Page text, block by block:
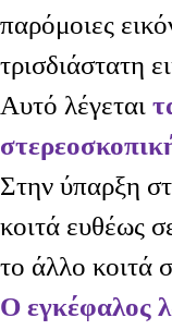
παρόμοιες
τρισδιάστατη
Αυτό λέγεται
Στην ύπαρξη
κοιτά ευθέως
το άλλο κοιτά
Ο εγκέφαλος